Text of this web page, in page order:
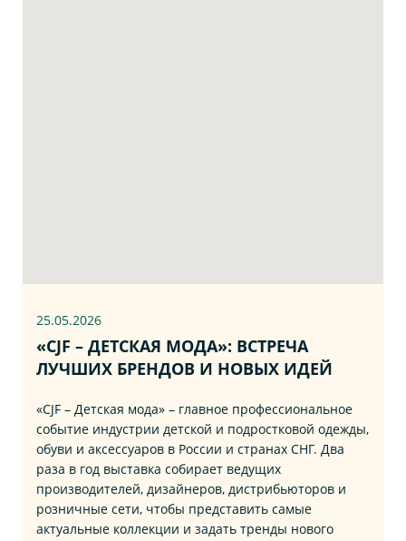
25.05.2026
«CJF – ДЕТСКАЯ МОДА»: ВСТРЕЧА
ЛУЧШИХ БРЕНДОВ И НОВЫХ ИДЕЙ
«CJF – Детская мода» – главное профессиональное
событие индустрии детской и подростковой одежды,
обуви и аксессуаров в России и странах СНГ. Два
раза в год выставка собирает ведущих
производителей, дизайнеров, дистрибьюторов и
розничные сети, чтобы представить самые
актуальные коллекции и задать тренды нового